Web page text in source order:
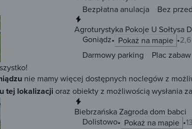
Bezpłatna anulacja
Bez
Agroturystyka Pokoje U Sołtysa
Goniądz
Pokaż na mapie
Darmowy parking Plac zabaw
nie mamy więcej dostępnych noclegów z
tej lokalizacji oraz obiekty z możliwością wysłania
Biebrzańska Zagroda dom babci
Dolistowo
Pokaż na mapie